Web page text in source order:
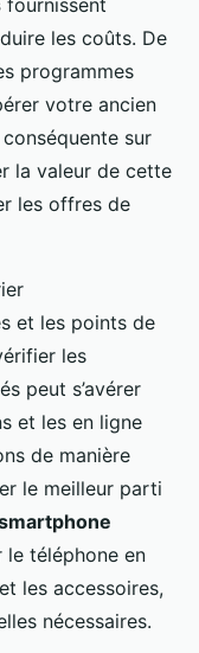
fournissent
les coûts. De
programmes
votre ancien
conséquente sur
la valeur de cette
les offres de
et les points de
les
peut s’avérer
et les en ligne
de manière
le meilleur parti
le téléphone en
les accessoires,
nécessaires.